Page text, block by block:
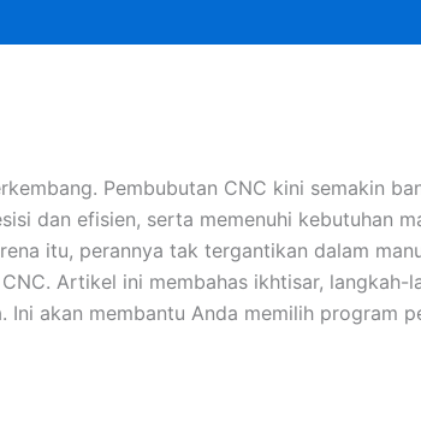
Pembubutan CNC kini semakin
dan efisien, serta memenuhi kebutuhan
itu, perannya tak tergantikan dalam
Artikel ini membahas ikhtisar, langkah-
Ini akan membantu Anda memilih program